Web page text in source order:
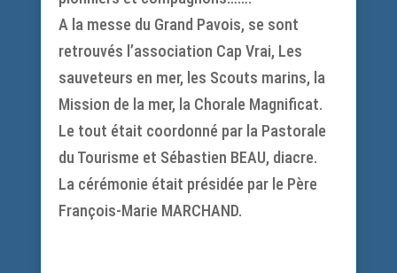
A la messe du Grand Pavois, se sont
retrouvés l’association Cap Vrai, Les
sauveteurs en mer, les Scouts marins, la
Mission de la mer, la Chorale Magnificat.
Le tout était coordonné par la Pastorale
du Tourisme et Sébastien BEAU, diacre.
La cérémonie était présidée par le Père
François-Marie MARCHAND.